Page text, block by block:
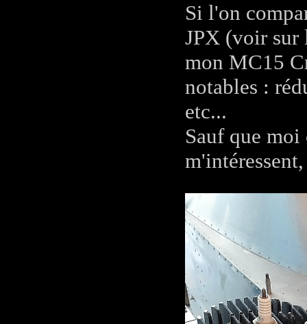
Si l'on
JPX (voir sur
mon MC15
notables :
etc...
Sauf que moi